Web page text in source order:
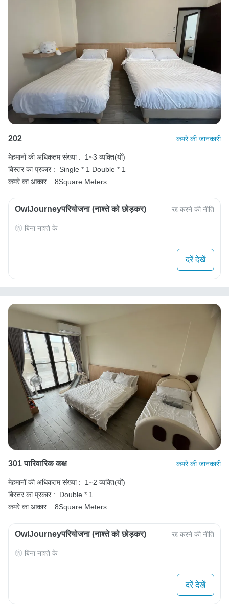
202 कमरे की जानकारी
मेहमानों की अधिकतम संख्या :
1~3 व्यक्ति(यों)
बिस्तर का प्रकार :
Single * 1 Double * 1
कमरे का आकार : 8Square Meters
OwlJourneyपरियोजना (नाश्ते को छोड़कर) रद्द करने की नीति
बिना नाश्ते के
दरें देखें
301 पारिवारिक कक्ष कमरे की जानकारी
मेहमानों की अधिकतम संख्या :
1~2 व्यक्ति(यों)
बिस्तर का प्रकार :
Double * 1
कमरे का आकार : 8Square Meters
OwlJourneyपरियोजना (नाश्ते को छोड़कर) रद्द करने की नीति
बिना नाश्ते के
दरें देखें